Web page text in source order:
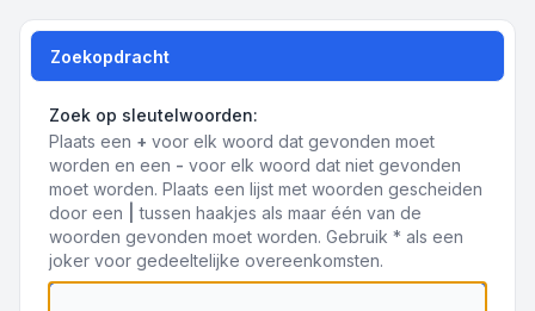
Zoekopdracht
Zoek op sleutelwoorden:
Plaats een + voor elk woord dat gevonden moet
worden en een - voor elk woord dat niet gevonden
moet worden. Plaats een lijst met woorden gescheiden
door een
tussen haakjes als maar één van de
woorden gevonden moet worden. Gebruik * als een
joker voor gedeeltelijke overeenkomsten.